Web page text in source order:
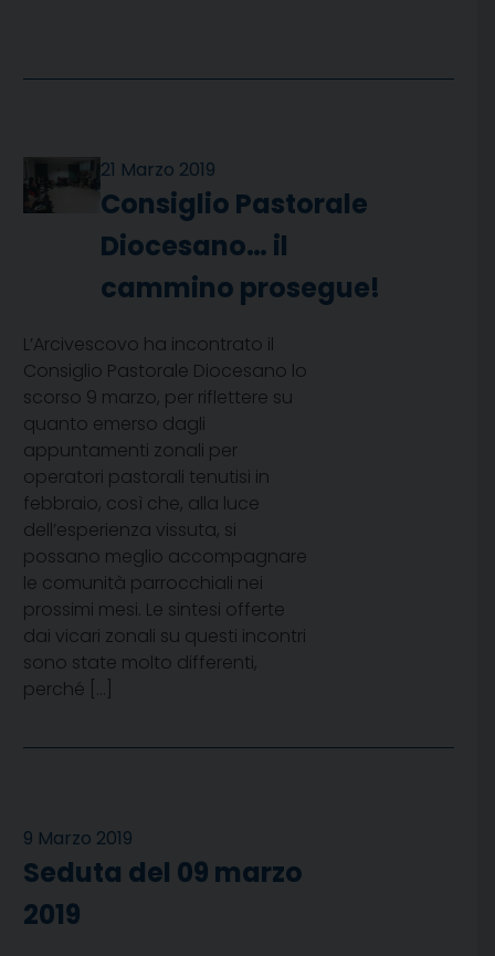
21 Marzo 2019
Consiglio Pastorale
Diocesano… il
cammino prosegue!
L’Arcivescovo ha incontrato il
Consiglio Pastorale Diocesano lo
scorso 9 marzo, per riflettere su
quanto emerso dagli
appuntamenti zonali per
operatori pastorali tenutisi in
febbraio, così che, alla luce
dell’esperienza vissuta, si
possano meglio accompagnare
le comunità parrocchiali nei
prossimi mesi. Le sintesi offerte
dai vicari zonali su questi incontri
sono state molto differenti,
perché […]
9 Marzo 2019
Seduta del 09 marzo
2019